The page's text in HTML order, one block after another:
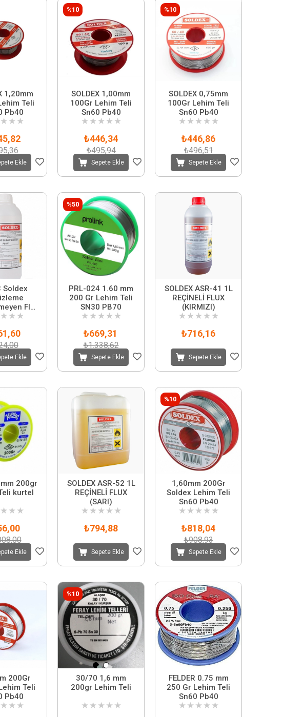
1,20mm
Teli
Pb40
★ ★ ★
Ekle
SOLDEX 1,00mm
100Gr Lehim Teli
Sn60 Pb40
★ ★ ★ ★ ★
₺446,34
₺495,94
Sepete Ekle
%10
SOLDEX 0,75mm
100Gr Lehim Teli
Sn60 Pb40
★ ★ ★ ★ ★
₺446,86
₺496,51
Sepete Ekle
%10
Soldex
Flux
LT
★ ★ ★
Ekle
PRL-024 1.60 mm
200 Gr Lehim Teli
SN30 PB70
★ ★ ★ ★ ★
₺669,31
₺1.338,62
Sepete Ekle
%50
SOLDEX ASR-41 1L
REÇİNELİ FLUX
(KIRMIZI)
★ ★ ★ ★ ★
₺716,16
Sepete Ekle
200gr
kurtel
★ ★ ★
Ekle
SOLDEX ASR-52 1L
REÇİNELİ FLUX
(SARI)
★ ★ ★ ★ ★
₺794,88
Sepete Ekle
1,60mm 200Gr
Soldex Lehim Teli
Sn60 Pb40
★ ★ ★ ★ ★
₺818,04
₺908,93
Sepete Ekle
%10
200Gr
Teli
Pb40
★ ★ ★
30/70 1,6 mm
200gr Lehim Teli
★ ★ ★ ★ ★
%10
FELDER 0.75 mm
250 Gr Lehim Teli
Sn60 Pb40
★ ★ ★ ★ ★